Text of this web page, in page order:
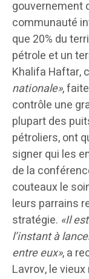
gouvernement
communauté
que 20% du
pétrole et un
Khalifa Haftar,
nationale»,
contrôle une
plupart des
pétroliers, ont
signer qui les
de la
couteaux le
leurs parrains
stratégie. «Il
l’instant à
entre eux», a
Lavrov, le